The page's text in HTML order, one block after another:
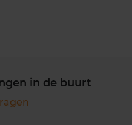
in de buurt